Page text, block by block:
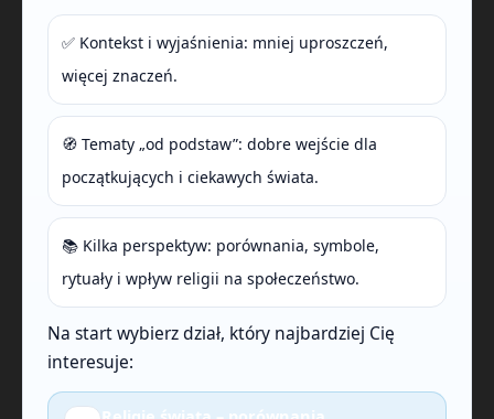
✅ Kontekst i wyjaśnienia: mniej uproszczeń,
więcej znaczeń.
🧭 Tematy „od podstaw”: dobre wejście dla
początkujących i ciekawych świata.
📚 Kilka perspektyw: porównania, symbole,
rytuały i wpływ religii na społeczeństwo.
Na start wybierz dział, który najbardziej Cię
interesuje: